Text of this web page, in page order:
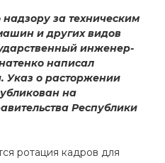
за техническим
и других видов
инженер-
написал
Указ о расторжении
на
Республики
ротация кадров для